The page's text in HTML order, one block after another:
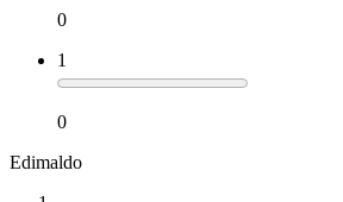
0
1
0
Edimaldo